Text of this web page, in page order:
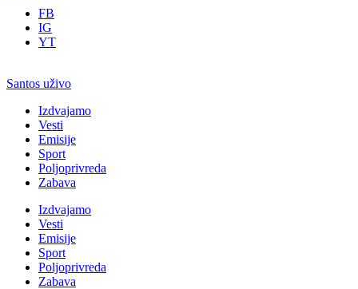
FB
IG
YT
Santos uživo
Izdvajamo
Vesti
Emisije
Sport
Poljoprivreda
Zabava
Izdvajamo
Vesti
Emisije
Sport
Poljoprivreda
Zabava